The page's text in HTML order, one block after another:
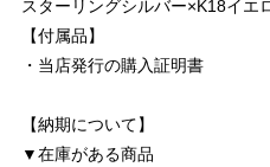
スターリングシルバー×K18イエ
【付属品】
・当店発行の購入証明書
【納期について】
▼在庫がある商品